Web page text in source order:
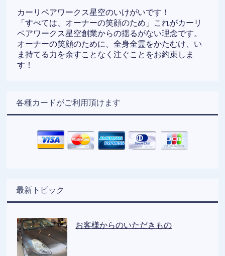
カーリペアワークス星空のいけがいです！
「すべては、オーナーの笑顔のため」これがカーリ
ペアワークス星空創業からの揺るがない理念です。
オーナーの笑顔のために、全身全霊をかたむけ、い
ま持てる力を余すことなく注ぐことをお約束しま
す！
各種カードがご利用頂けます
最新トピック
お客様からのいただきもの